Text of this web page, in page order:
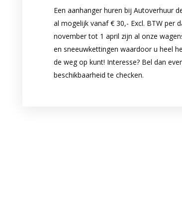
Een aanhanger huren bij Autoverhuur
al mogelijk vanaf€ 30,- Excl. BTW per
november tot 1 april zijn al onze
en sneeuwkettingen waardoor u heel
de weg op kunt! Interesse? Bel dan
beschikbaarheid te checken.